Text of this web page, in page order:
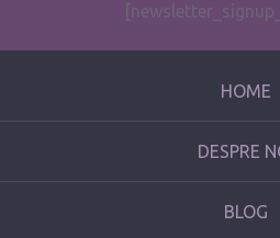
HOME
DESPRE
BLOG